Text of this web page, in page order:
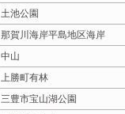
土池公園
那賀川海岸平島地区海岸
中山
上勝町有林
三豊市宝山湖公園